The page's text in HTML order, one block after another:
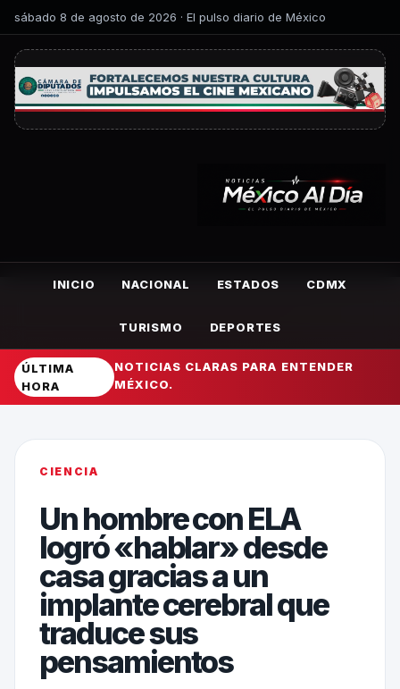
sábado 8 de agosto de 2026 · El pulso diario de México
INICIO NACIONAL ESTADOS CDMX
TURISMO DEPORTES
ÚLTIMA
HORA
NOTICIAS CLARAS PARA ENTENDER
MÉXICO.
CIENCIA
Un hombre con ELA
logró «hablar» desde
casa gracias a un
implante cerebral que
traduce sus
pensamientos